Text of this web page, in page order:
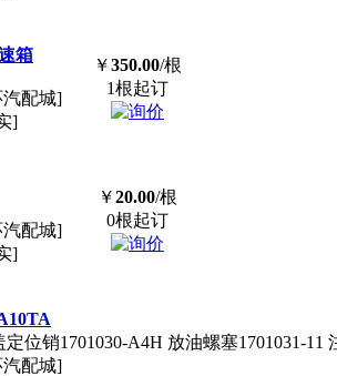
箱
配城]
]
￥350.00/根
1根起订
配城]
]
￥20.00/根
0根起订
位销1701030-A4H 放油螺塞1701031-
配城]